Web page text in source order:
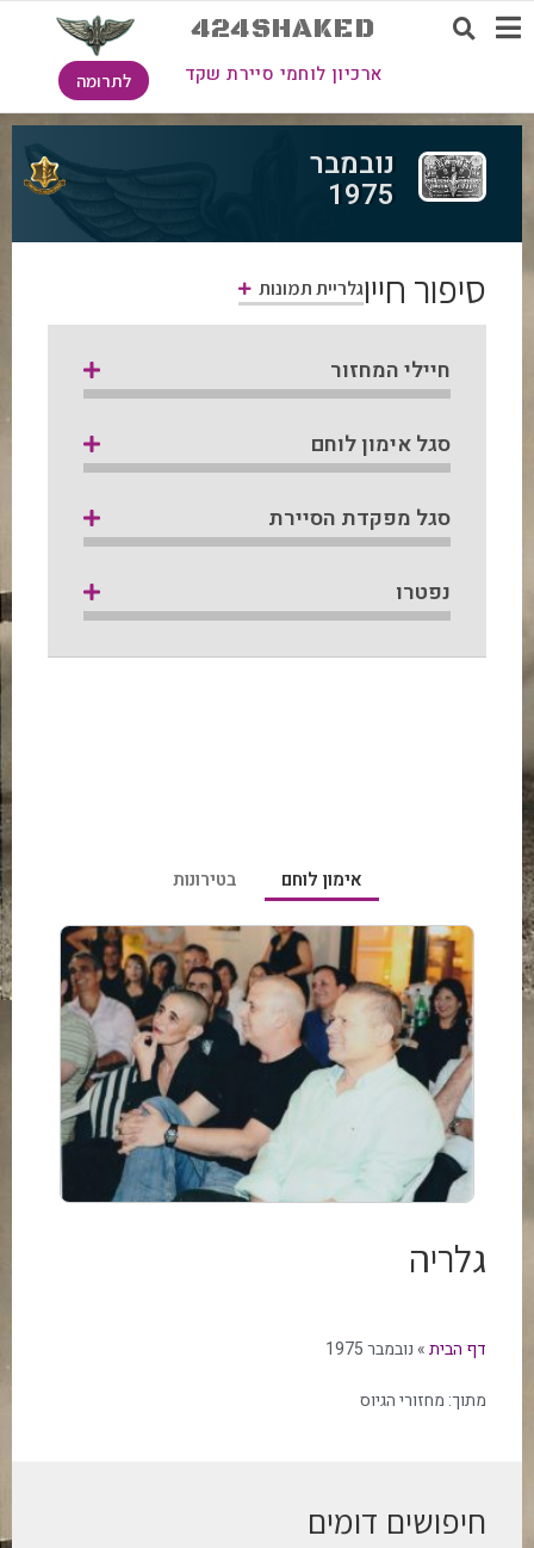
424SHAKED
ארכיון לוחמי סיירת שקד לתרומה
נובמבר
1975
סיפור חייוגלריית תמונות
חיילי המחזור
סגל אימון לוחם
סגל מפקדת הסיירת
נפטרו
אימון לוחם בטירונות
גלריה
דף הבית» נובמבר 1975
מתוך: מחזורי הגיוס
חיפושים דומים